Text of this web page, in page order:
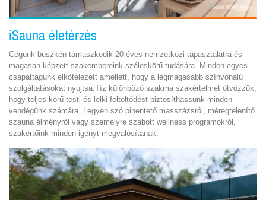
iSauna életérzés
Cégünk büszkén támaszkodik 20 éves nemzetközi tapasztalatra és
magasan képzett szakembereink széleskörű tudására. Minden egyes
csapattagunk elkötelezett amellett, hogy a legmagasabb színvonalú
szolgáltatásokat nyújtsa.Tíz különböző szakma szakértelmét ötvözzük,
hogy teljes körű testi és lelki feltöltődést biztosíthassunk minden
vendégünk számára. Legyen szó pihentető masszázsról, méregtelenítő
szauna élményről vagy személyre szabott wellness programokról,
szakértőink minden igényt megvalósítanak.